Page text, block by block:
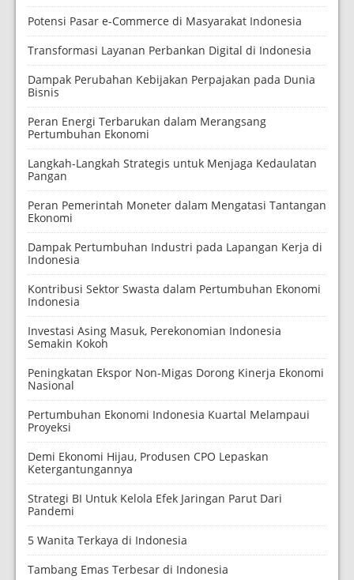
Potensi Pasar e-Commerce di Masyarakat Indonesia
Transformasi Layanan Perbankan Digital di Indonesia
Dampak Perubahan Kebijakan Perpajakan pada Dunia
Bisnis
Peran Energi Terbarukan dalam Merangsang
Pertumbuhan Ekonomi
Langkah-Langkah Strategis untuk Menjaga Kedaulatan
Pangan
Peran Pemerintah Moneter dalam Mengatasi Tantangan
Ekonomi
Dampak Pertumbuhan Industri pada Lapangan Kerja di
Indonesia
Kontribusi Sektor Swasta dalam Pertumbuhan Ekonomi
Indonesia
Investasi Asing Masuk, Perekonomian Indonesia
Semakin Kokoh
Peningkatan Ekspor Non-Migas Dorong Kinerja Ekonomi
Nasional
Pertumbuhan Ekonomi Indonesia Kuartal Melampaui
Proyeksi
Demi Ekonomi Hijau, Produsen CPO Lepaskan
Ketergantungannya
Strategi BI Untuk Kelola Efek Jaringan Parut Dari
Pandemi
5 Wanita Terkaya di Indonesia
Tambang Emas Terbesar di Indonesia